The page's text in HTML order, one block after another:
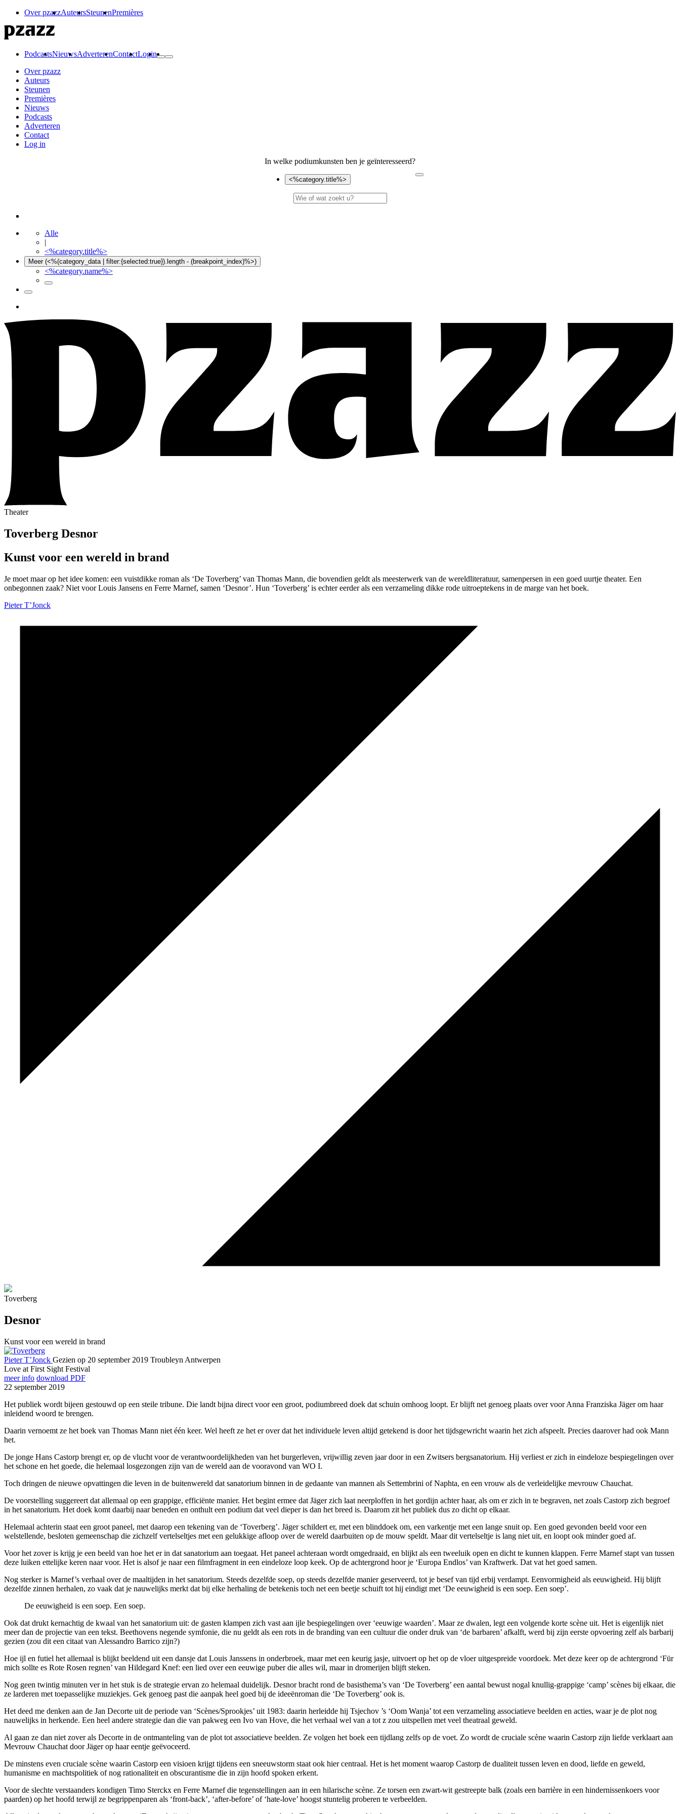
Over pzazzAuteursSteunenPremières
PodcastsNieuwsAdverterenContactLogin
Over pzazz
Auteurs
Steunen
Premières
Nieuws
Podcasts
Adverteren
Contact
Log in
In welke podiumkunsten ben je geïnteresseerd?
<%category.title%>
Alle
|
<%category.title%>
Meer (<%(category_data | filter:{selected:true}).length - (breakpoint_index)%>)
<%category.name%>
Theater
Toverberg Desnor
Kunst voor een wereld in brand
Je moet maar op het idee komen: een vuistdikke roman als ‘De Toverberg’ van Thomas Mann, die bovendien geldt als meesterwerk van de wereldliteratuur, samenpersen in een goed uurtje theater. Een
onbegonnen zaak? Niet voor Louis Jansens en Ferre Marnef, samen ‘Desnor’. Hun ‘Toverberg’ is echter eerder als een verzameling dikke rode uitroeptekens in de marge van het boek.
Pieter T’Jonck
Toverberg
Desnor
Kunst voor een wereld in brand
Pieter T’Jonck Gezien op 20 september 2019 Troubleyn Antwerpen
Love at First Sight Festival
meer info download PDF
22 september 2019
Het publiek wordt bijeen gestouwd op een steile tribune. Die landt bijna direct voor een groot, podiumbreed doek dat schuin omhoog loopt. Er blijft net genoeg plaats over voor Anna Franziska Jäger om haar
inleidend woord te brengen.
Daarin vernoemt ze het boek van Thomas Mann niet één keer. Wel heeft ze het er over dat het individuele leven altijd getekend is door het tijdsgewricht waarin het zich afspeelt. Precies daarover had ook Mann
het.
De jonge Hans Castorp brengt er, op de vlucht voor de verantwoordelijkheden van het burgerleven, vrijwillig zeven jaar door in een Zwitsers bergsanatorium. Hij verliest er zich in eindeloze bespiegelingen over
het schone en het goede, die helemaal losgezongen zijn van de wereld aan de vooravond van WO I.
Toch dringen de nieuwe opvattingen die leven in de buitenwereld dat sanatorium binnen in de gedaante van mannen als Settembrini of Naphta, en een vrouw als de verleidelijke mevrouw Chauchat.
De voorstelling suggereert dat allemaal op een grappige, efficiënte manier. Het begint ermee dat Jäger zich laat neerploffen in het gordijn achter haar, als om er zich in te begraven, net zoals Castorp zich begroef
in het sanatorium. Het doek komt daarbij naar beneden en onthult een podium dat veel dieper is dan het breed is. Daarom zit het publiek dus zo dicht op elkaar.
Helemaal achterin staat een groot paneel, met daarop een tekening van de ‘Toverberg’. Jäger schildert er, met een blinddoek om, een varkentje met een lange snuit op. Een goed gevonden beeld voor een
welstellende, besloten gemeenschap die zichzelf vertelseltjes met een gelukkige afloop over de wereld daarbuiten op de mouw speldt. Maar dit vertelseltje is lang niet uit, en loopt ook minder goed af.
Voor het zover is krijg je een beeld van hoe het er in dat sanatorium aan toegaat. Het paneel achteraan wordt omgedraaid, en blijkt als een tweeluik open en dicht te kunnen klappen. Ferre Marnef stapt van tussen
deze luiken ettelijke keren naar voor. Het is alsof je naar een filmfragment in een eindeloze loop keek. Op de achtergrond hoor je ‘Europa Endlos’ van Kraftwerk. Dat vat het goed samen.
Nog sterker is Marnef’s verhaal over de maaltijden in het sanatorium. Steeds dezelfde soep, op steeds dezelfde manier geserveerd, tot je besef van tijd erbij verdampt. Eenvormigheid als eeuwigheid. Hij blijft
dezelfde zinnen herhalen, zo vaak dat je nauwelijks merkt dat bij elke herhaling de betekenis toch net een beetje schuift tot hij eindigt met ‘De eeuwigheid is een soep. Een soep’.
De eeuwigheid is een soep. Een soep.
Ook dat drukt kernachtig de kwaal van het sanatorium uit: de gasten klampen zich vast aan ijle bespiegelingen over ‘eeuwige waarden’. Maar ze dwalen, legt een volgende korte scène uit. Het is eigenlijk niet
meer dan de projectie van een tekst. Beethovens negende symfonie, die nu geldt als een rots in de branding van een cultuur die onder druk van ‘de barbaren’ afkalft, werd bij zijn eerste opvoering zelf als barbarij
gezien (zou dit een citaat van Alessandro Barrico zijn?)
Hoe ijl en futiel het allemaal is blijkt beeldend uit een dansje dat Louis Janssens in onderbroek, maar met een keurig jasje, uitvoert op het op de vloer uitgespreide voordoek. Met deze keer op de achtergrond ‘Für
mich sollte es Rote Rosen regnen’ van Hildegard Knef: een lied over een eeuwige puber die alles wil, maar in dromerijen blijft steken.
Nog geen twintig minuten ver in het stuk is de strategie ervan zo helemaal duidelijk. Desnor bracht rond de basisthema’s van ‘De Toverberg’ een aantal bewust nogal knullig-grappige ‘camp’ scènes bij elkaar, die
ze larderen met toepasselijke muziekjes. Gek genoeg past die aanpak heel goed bij de ideeënroman die ‘De Toverberg’ ook is.
Het deed me denken aan de Jan Decorte uit de periode van ‘Scènes/Sprookjes’ uit 1983: daarin herleidde hij Tsjechov ’s ‘Oom Wanja’ tot een verzameling associatieve beelden en acties, waar je de plot nog
nauwelijks in herkende. Een heel andere strategie dan die van pakweg een Ivo van Hove, die het verhaal wel van a tot z zou uitspellen met veel theatraal geweld.
Al gaan ze dan niet zover als Decorte in de ontmanteling van de plot tot associatieve beelden. Ze volgen het boek een tijdlang zelfs op de voet. Zo wordt de cruciale scène waarin Castorp zijn liefde verklaart aan
Mevrouw Chauchat door Jäger op haar eentje geëvoceerd.
De minstens even cruciale scène waarin Castorp een visioen krijgt tijdens een sneeuwstorm staat ook hier centraal. Het is het moment waarop Castorp de dualiteit tussen leven en dood, liefde en geweld,
humanisme en machtspolitiek of nog rationaliteit en obscurantisme die in zijn hoofd spoken erkent.
Voor de slechte verstaanders kondigen Timo Sterckx en Ferre Marnef die tegenstellingen aan in een hilarische scène. Ze torsen een zwart-wit gestreepte balk (zoals een barrière in een hindernissenkoers voor
paarden) op het hoofd terwijl ze begrippenparen als ‘front-back’, ‘after-before’ of ‘hate-love’ hoogst stuntelig proberen te verbeelden.